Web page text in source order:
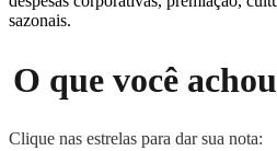
sazonais.
O que você
Clique nas estrelas para dar sua nota: